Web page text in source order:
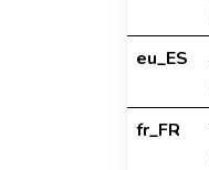
eu_ES
fr_FR